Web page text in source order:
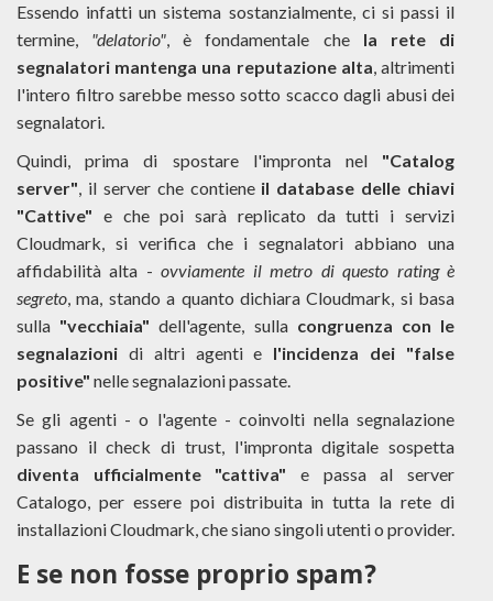
Essendo infatti un sistema sostanzialmente, ci si passi il
termine, "delatorio", è fondamentale che la rete di
segnalatori mantenga una reputazione alta, altrimenti
l'intero filtro sarebbe messo sotto scacco dagli abusi dei
segnalatori.
Quindi, prima di spostare l'impronta nel "Catalog
server", il server che contiene il database delle chiavi
"Cattive" e che poi sarà replicato da tutti i servizi
Cloudmark, si verifica che i segnalatori abbiano una
affidabilità alta -ovviamente il metro di questo rating è
segreto, ma, stando a quanto dichiara Cloudmark, si basa
sulla "vecchiaia"dell'agente, sullacongruenza con le
segnalazioni di altri agenti e l'incidenza dei "false
positive" nelle segnalazioni passate.
Se gli agenti - o l'agente - coinvolti nella segnalazione
passano il check di trust, l'impronta digitale sospetta
diventa ufficialmente "cattiva" e passa al server
Catalogo, per essere poi distribuita in tutta la rete di
installazioni Cloudmark, che siano singoli utenti o provider.
E se non fosse proprio spam?